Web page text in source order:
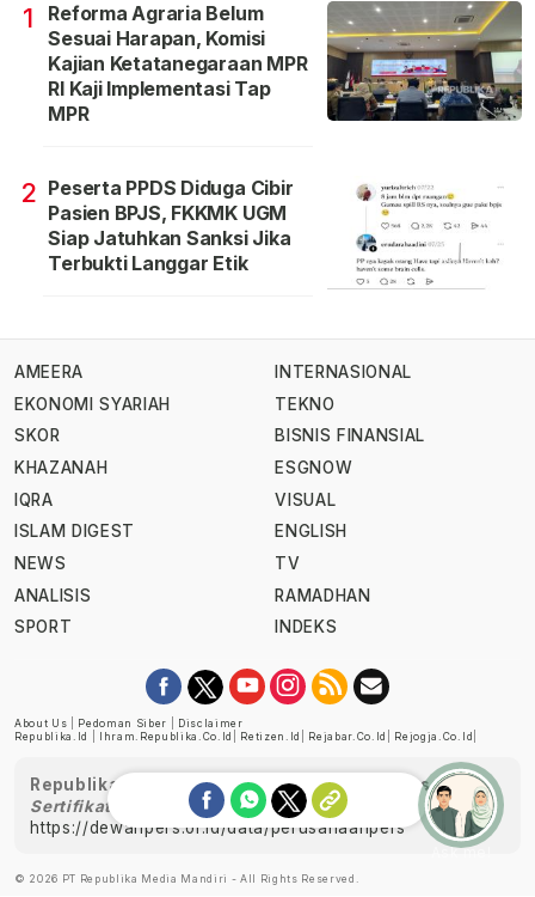
1
Reforma Agraria Belum
Sesuai Harapan, Komisi
Kajian Ketatanegaraan MPR
RI Kaji Implementasi Tap
MPR
2 Peserta PPDS Diduga Cibir
Pasien BPJS, FKKMK UGM
Siap Jatuhkan Sanksi Jika
Terbukti Langgar Etik
AMEERA
EKONOMI SYARIAH
SKOR
KHAZANAH
IQRA
ISLAM DIGEST
NEWS
ANALISIS
SPORT
INTERNASIONAL
TEKNO
BISNIS FINANSIAL
ESGNOW
VISUAL
ENGLISH
TV
RAMADHAN
INDEKS
About Us Pedoman Siber
Disclaimer
Republika.id
Ihram.republika.co.id Retizen.id Rejabar.co.id Rejogja.co.id
Republika telah diverifikasi oleh Dewan Pers
Sertifikat Nomor 1058/DP-Verifikasi/K/XII/2022
https://dewanpers.or.id/data/perusahaanpers
© 2026 PT Republika Media Mandiri - All Rights Reserved.
Ask me!